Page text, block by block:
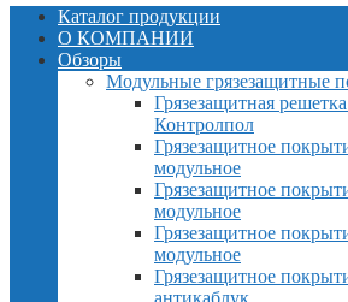
Каталог продукции
О КОМПАНИИ
Обзоры
Модульные грязезащитные
Грязезащитная
Контролпол
Грязезащитное
модульное
Грязезащитное
модульное
Грязезащитное
модульное
Грязезащитное
антикаблук